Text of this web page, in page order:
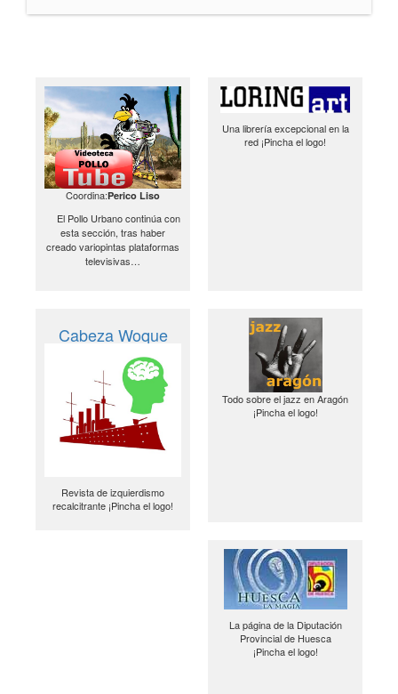
Coordina:Perico Liso
El Pollo Urbano continúa con
esta sección, tras haber
creado variopintas plataformas
televisivas…
Una librería excepcional en la
red ¡Pincha el logo!
Cabeza Woque
Revista de izquierdismo
recalcitrante ¡Pincha el logo!
Todo sobre el jazz en Aragón
¡Pincha el logo!
La página de la Diputación
Provincial de Huesca
¡Pincha el logo!